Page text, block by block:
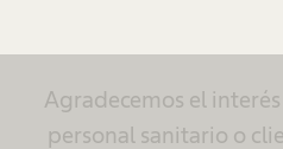
Agradecemos el
personal sanitario o